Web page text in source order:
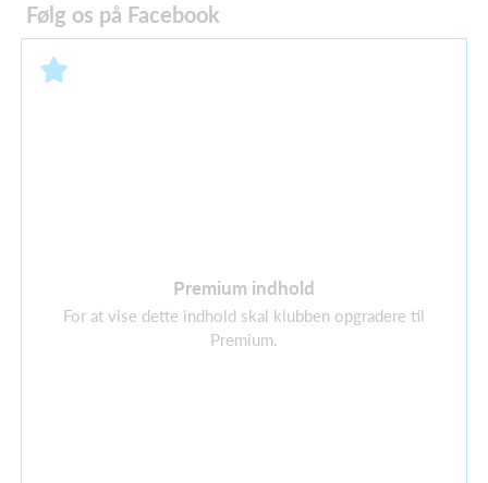
Følg os på Facebook
Premium indhold
For at vise dette indhold skal klubben opgradere til
Premium.